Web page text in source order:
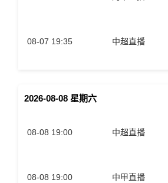
08-07 19:35 中超直播
2026-08-08 星期六
08-08 19:00 中超直播
08-08 19:00 中甲直播